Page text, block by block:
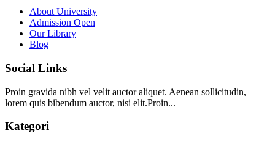
About University
Admission Open
Our Library
Blog
Social Links
Proin gravida nibh vel velit auctor aliquet. Aenean sollicitudin,
lorem quis bibendum auctor, nisi elit.Proin...
Kategori